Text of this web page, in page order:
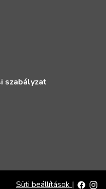
szabályzat
Süti beállítások |